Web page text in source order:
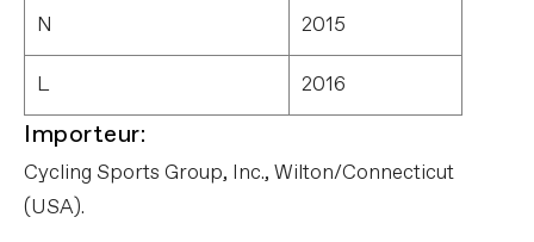
N 2015
L 2016
Importeur:
Cycling Sports Group, Inc., Wilton/Connecticut
(USA).